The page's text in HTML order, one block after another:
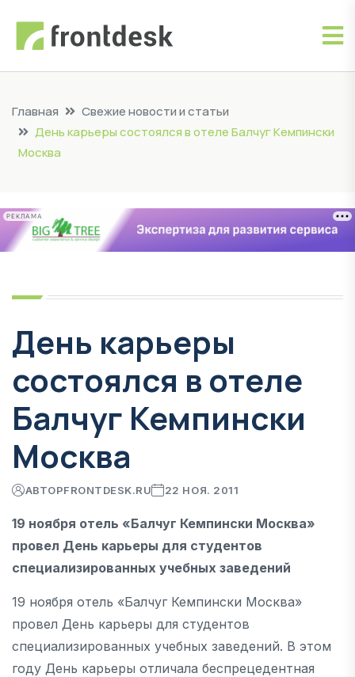
Главная
Свежие новости и статьи
День карьеры состоялся в отеле Балчуг Кемпински
Москва
РЕКЛАМА
День карьеры
состоялся в отеле
Балчуг Кемпински
Москва
АВТОРFRONTDESK.RU 22 НОЯ. 2011
19 ноября отель «Балчуг Кемпински Москва»
провел День карьеры для студентов
специализированных учебных заведений
19 ноября отель «Балчуг Кемпински Москва»
провел День карьеры для студентов
специализированных учебных заведений. В этом
году День карьеры отличала беспрецедентная